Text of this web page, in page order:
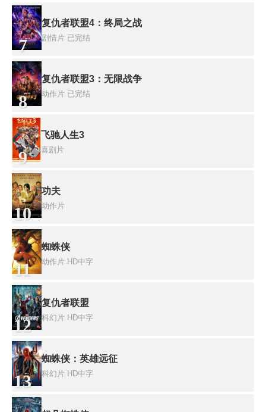
7
复仇者联盟4：终局之战
剧情片 已完结
8
复仇者联盟3：无限战争
动作片 已完结
9
飞驰人生3
喜剧片
10
功夫
动作片
11
蜘蛛侠
动作片 HD中字
12
复仇者联盟
科幻片 HD中字
13
蜘蛛侠：英雄远征
科幻片 HD中字